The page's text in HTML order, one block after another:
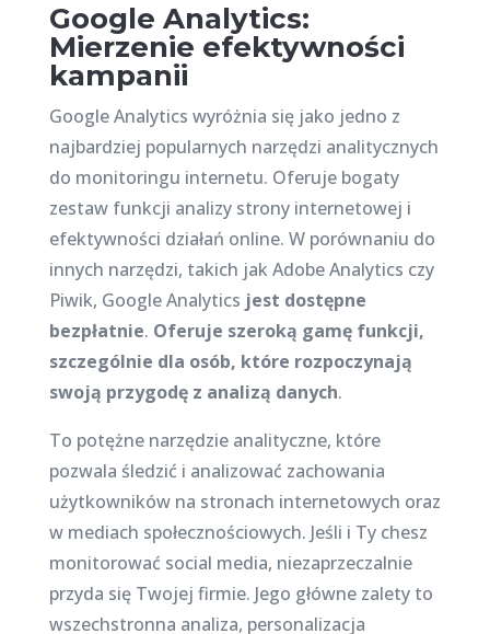
Google Analytics:
Mierzenie efektywności
kampanii
Google Analytics wyróżnia się jako jedno z
najbardziej popularnych narzędzi analitycznych
do monitoringu internetu. Oferuje bogaty
zestaw funkcji analizy strony internetowej i
efektywności działań online. W porównaniu do
innych narzędzi, takich jak Adobe Analytics czy
Piwik, Google Analytics jest dostępne
bezpłatnie. Oferuje szeroką gamę funkcji,
szczególnie dla osób, które rozpoczynają
swoją przygodę z analizą danych.
To potężne narzędzie analityczne, które
pozwala śledzić i analizować zachowania
użytkowników na stronach internetowych oraz
w mediach społecznościowych. Jeśli i Ty chesz
monitorować social media, niezaprzeczalnie
przyda się Twojej firmie. Jego główne zalety to
wszechstronna analiza, personalizacja